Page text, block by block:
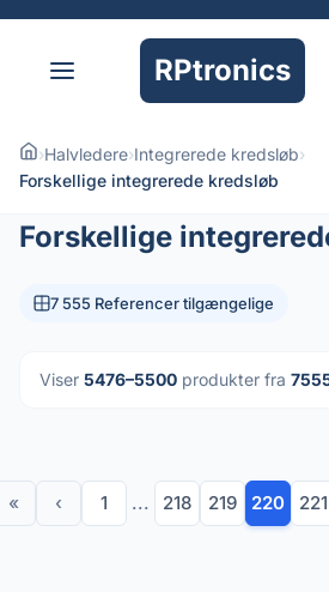
RPtronics
›Halvledere›Integrerede kredsløb›
Forskellige integrerede kredsløb
Forskellige
7 555 Referencer tilgængelige
Viser 5476–5500 produkter fra
« ‹ 1 ... 218 219 220 221